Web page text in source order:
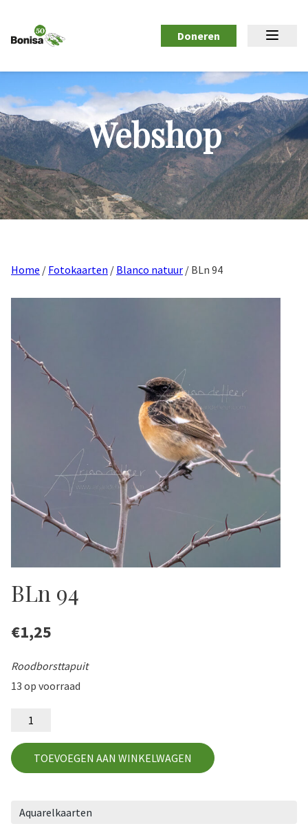
Doneren
Webshop
Home / Fotokaarten / Blanco natuur / BLn 94
Aquarelkaarten
BLn 94
€1,25
Roodborsttapuit
13 op voorraad
TOEVOEGEN AAN WINKELWAGEN